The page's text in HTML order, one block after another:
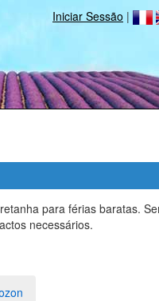
Iniciar Sessão |
para férias baratas.
necessários.